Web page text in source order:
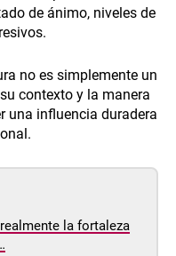
de ánimo, niveles de
no es simplemente un
contexto y la manera
una influencia duradera
la fortaleza